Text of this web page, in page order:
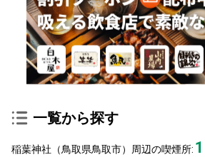
一覧から探す
稲葉神社（鳥取県鳥取市）周辺の喫煙所: 1